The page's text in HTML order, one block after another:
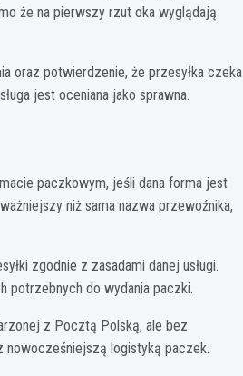
że na pierwszy rzut oka wyglądają
oraz potwierdzenie, że przesyłka czeka
jest oceniana jako sprawna.
paczkowym, jeśli dana forma jest
niż sama nazwa przewoźnika,
zgodnie z zasadami danej usługi.
potrzebnych do wydania paczki.
z Pocztą Polską, ale bez
nowocześniejszą logistyką paczek.